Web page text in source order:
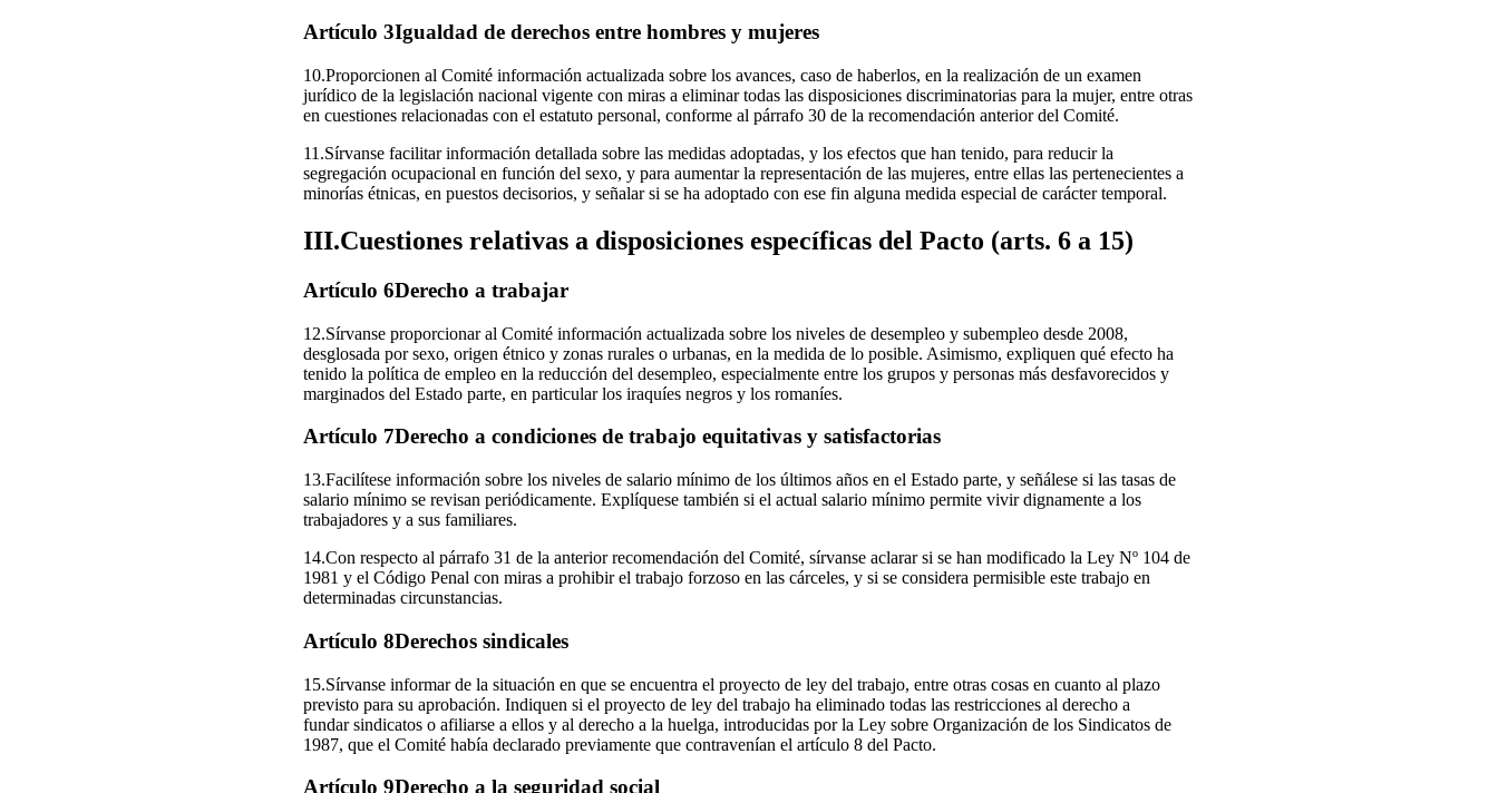
Artículo 3Igualdad de derechos entre hombres y mujeres
10.Proporcionen al Comité información actualizada sobre los avances, caso de haberlos, en la realización de un examen
jurídico de la legislación nacional vigente con miras a eliminar todas las disposiciones discriminatorias para la mujer, entre otras
en cuestiones relacionadas con el estatuto personal, conforme al párrafo 30 de la recomendación anterior del Comité.
11.Sírvanse facilitar información detallada sobre las medidas adoptadas, y los efectos que han tenido, para reducir la
segregación ocupacional en función del sexo, y para aumentar la representación de las mujeres, entre ellas las pertenecientes a
minorías étnicas, en puestos decisorios, y señalar si se ha adoptado con ese fin alguna medida especial de carácter temporal.
III.Cuestiones relativas a disposiciones específicas del Pacto (arts. 6 a 15)
Artículo 6Derecho a trabajar
12.Sírvanse proporcionar al Comité información actualizada sobre los niveles de desempleo y subempleo desde 2008,
desglosada por sexo, origen étnico y zonas rurales o urbanas, en la medida de lo posible. Asimismo, expliquen qué efecto ha
tenido la política de empleo en la reducción del desempleo, especialmente entre los grupos y personas más desfavorecidos y
marginados del Estado parte, en particular los iraquíes negros y los romaníes.
Artículo 7Derecho a condiciones de trabajo equitativas y satisfactorias
13.Facilítese información sobre los niveles de salario mínimo de los últimos años en el Estado parte, y señálese si las tasas de
salario mínimo se revisan periódicamente. Explíquese también si el actual salario mínimo permite vivir dignamente a los
trabajadores y a sus familiares.
14.Con respecto al párrafo 31 de la anterior recomendación del Comité, sírvanse aclarar si se han modificado la Ley Nº 104 de
1981 y el Código Penal con miras a prohibir el trabajo forzoso en las cárceles, y si se considera permisible este trabajo en
determinadas circunstancias.
Artículo 8Derechos sindicales
15.Sírvanse informar de la situación en que se encuentra el proyecto de ley del trabajo, entre otras cosas en cuanto al plazo
previsto para su aprobación. Indiquen si el proyecto de ley del trabajo ha eliminado todas las restricciones al derecho a
fundar sindicatos o afiliarse a ellos y al derecho a la huelga, introducidas por la Ley sobre Organización de los Sindicatos de
1987, que el Comité había declarado previamente que contravenían el artículo 8 del Pacto.
Artículo 9Derecho a la seguridad social